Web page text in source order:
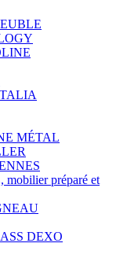
MÉTAL
mobilier préparé et
DEXO